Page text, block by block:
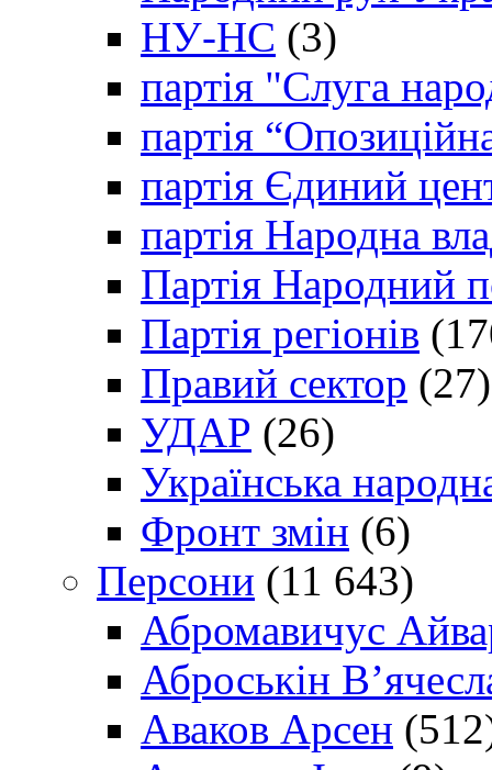
НУ-НС (3)
партія "Слуга
партія
партія Єдиний
партія Народна
Партія Народний
Партія регіонів
Правий сектор (27)
УДАР (26)
Українська
Фронт змін (6)
Персони (11 643)
Абромавичус
Аброськін
Аваков Арсен